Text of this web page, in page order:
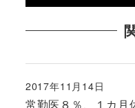
常勤医８％、１カ
投稿日
2017年11月14日